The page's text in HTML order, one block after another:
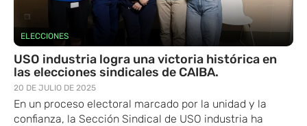
ELECCIONES
USO industria logra una victoria histórica en
las elecciones sindicales de CAIBA.
20 DE JULIO DE 2025
En un proceso electoral marcado por la unidad y la
confianza, la Sección Sindical de USO​ industria ha